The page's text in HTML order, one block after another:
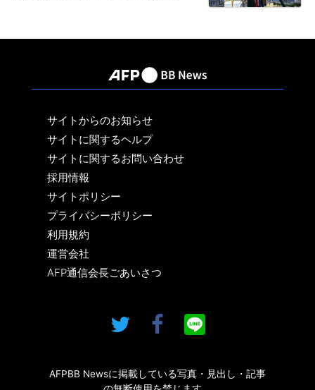
サイトからのお知らせ
サイトに関するヘルプ
サイトに関するお問い合わせ
採用情報
サイトポリシー
プライバシーポリシー
利用規約
運営会社
AFP通信会長ごあいさつ
AFPBB Newsに掲載している写真・見出し・記事